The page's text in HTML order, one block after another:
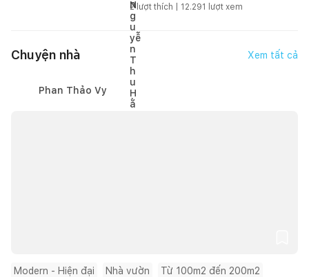
2lượt thích | 12.291 lượt xem
Chuyện nhà Xem tất cả
Phan Thảo Vy
Modern - Hiện đại Nhà vườn Từ 100m2 đến 200m2